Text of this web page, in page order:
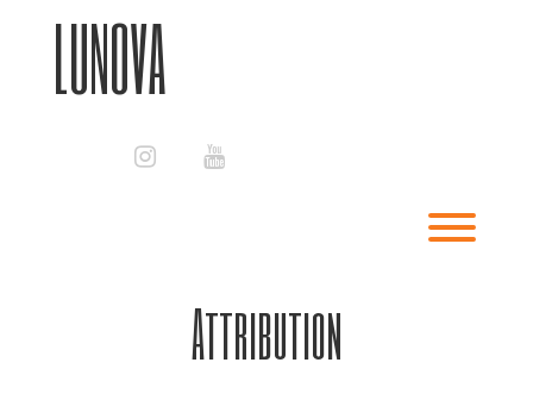
LUNOVA
instagramyoutube
Attribution